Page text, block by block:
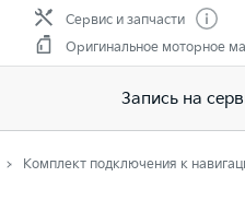
Сервис и запчасти
Оригинальное моторное
Запись на
Комплект подключения к